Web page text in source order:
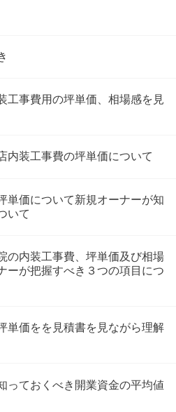
工事費用の坪単価、相場感を見
内装工事費の坪単価について
単価について新規オーナーが知
いて
の内装工事費、坪単価及び相場
ーが把握すべき３つの項目につ
単価をを見積書を見ながら理解
っておくべき開業資金の平均値